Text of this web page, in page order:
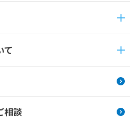
て
相談